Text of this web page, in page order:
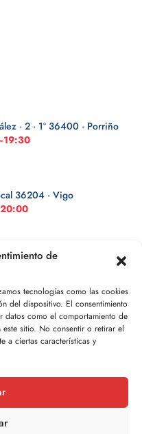
de
tecnologías como las cookies
del dispositivo. El consentimiento
datos como el comportamiento de
sitio. No consentir o retirar el
a ciertas características y
· 2 · 1º 36400 · Porriño
36204 · Vigo